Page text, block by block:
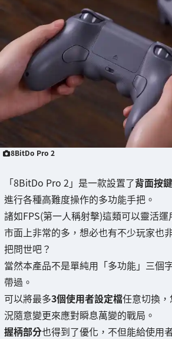
8BitDo Pro 2
「8BitDo Pro 2」是一款設置了背面按鍵
進行各種高難度操作的多功能手把。
諸如FPS(第一人稱射擊)這類可以靈活
市面上非常的多，想必也有不少玩家也
把問世吧？
當然本產品不是單純用「多功能」三個
帶過。
可以將最多3個使用者設定檔任意切換
況隨意變更來應對瞬息萬變的戰局。
握柄部分也得到了優化，不但能給使用